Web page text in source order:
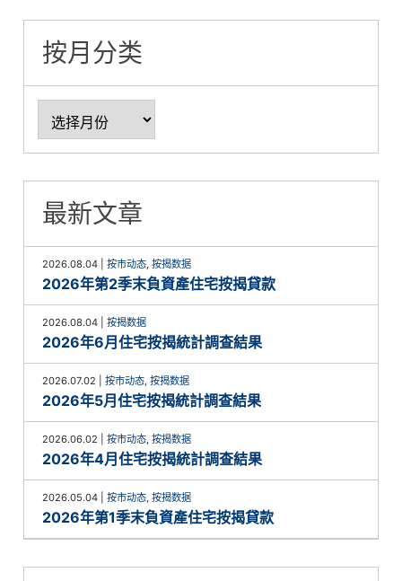
按月分类
最新文章
2026.08.04 |按市动态,按揭数据
2026年第2季末負資產住宅按揭貸款
2026.08.04 |按揭数据
2026年6月住宅按揭統計調查結果
2026.07.02 |按市动态,按揭数据
2026年5月住宅按揭統計調查結果
2026.06.02 |按市动态,按揭数据
2026年4月住宅按揭統計調查結果
2026.05.04 |按市动态,按揭数据
2026年第1季末負資產住宅按揭貸款